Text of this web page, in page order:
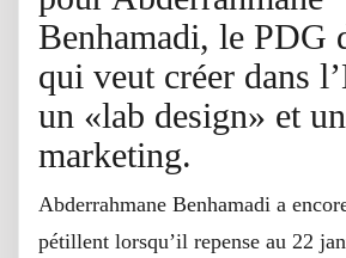
Benhamadi, le PDG
qui veut créer dans
un «lab design» et
marketing.
Abderrahmane Benhamadi a
pétillent lorsqu’il repense au 22